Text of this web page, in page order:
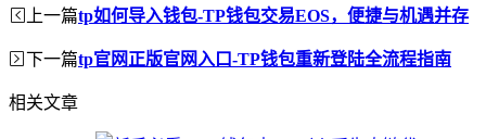
上一篇tp如何导入钱包-TP钱包交易EOS，便捷与机遇并存
下一篇tp官网正版官网入口-TP钱包重新登陆全流程指南
相关文章